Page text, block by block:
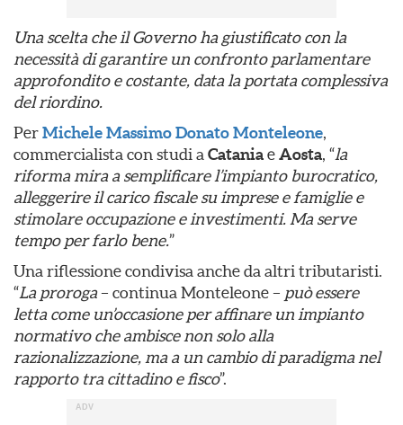
Una scelta che il Governo ha giustificato con la
necessità di garantire un confronto parlamentare
approfondito e costante, data la portata complessiva
del riordino.
PerMichele Massimo Donato Monteleone,
commercialista con studi a CataniaeAosta, “la
riforma mira a semplificare l’impianto burocratico,
alleggerire il carico fiscale su imprese e famiglie e
stimolare occupazione e investimenti. Ma serve
tempo per farlo bene.”
Una riflessione condivisa anche da altri tributaristi.
“La proroga– continua Monteleone – può essere
letta come un’occasione per affinare un impianto
normativo che ambisce non solo alla
razionalizzazione, ma a un cambio di paradigma nel
rapporto tra cittadino e fisco”.